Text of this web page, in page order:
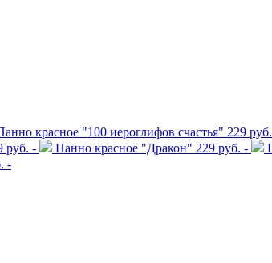
красное "100 иероглифов счастья" 229
руб. - Панно красное "Дракон" 229 руб. -
-